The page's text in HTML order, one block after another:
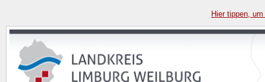
Hier tippen,